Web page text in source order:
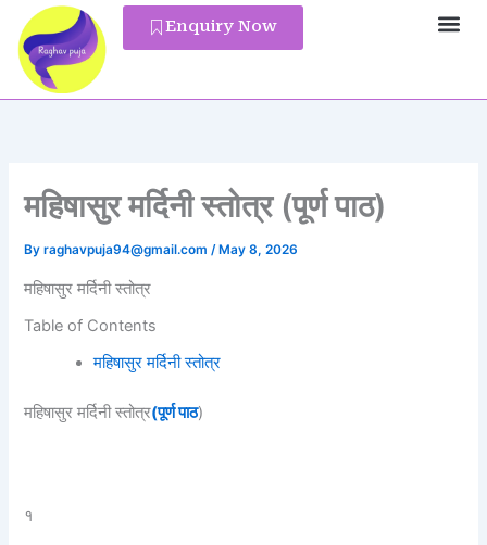
content
Enquiry Now
महिषासुर मर्दिनी स्तोत्र (पूर्ण पाठ)
Byraghavpuja94@gmail.com/ May 8, 2026
महिषासुर मर्दिनी स्तोत्र
Table of Contents
महिषासुर मर्दिनी स्तोत्र
महिषासुर मर्दिनी स्तोत्र(पूर्ण पाठ)
१